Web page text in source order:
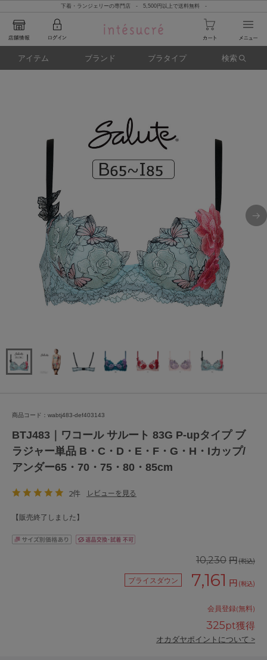
下着・ランジェリーの専門店 - 5,500円以上で送料無料 -
アイテム ブランド ブラタイプ 検索
商品コード：wabtj483-def403143
BTJ483｜ワコール サルート 83G P-upタイプ ブ
ラジャー単品 B・C・D・E・F・G・H・Iカップ/
アンダー65・70・75・80・85cm
2件 レビューを見る
【販売終了しました】
10,230 円(税込)
プライスダウン 7,161 円 (税込)
会員登録(無料)
325pt獲得
オカダヤポイントについて >